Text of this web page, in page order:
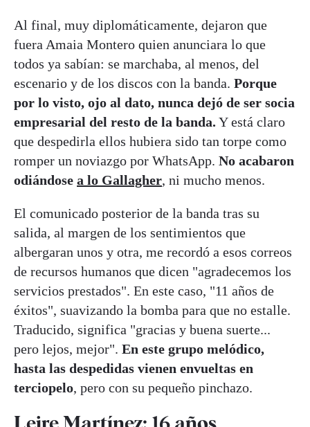
Al final, muy diplomáticamente, dejaron que
fuera Amaia Montero quien anunciara lo que
todos ya sabían: se marchaba, al menos, del
escenario y de los discos con la banda. Porque
por lo visto, ojo al dato, nunca dejó de ser socia
empresarial del resto de la banda. Y está claro
que despedirla ellos hubiera sido tan torpe como
romper un noviazgo por WhatsApp. No acabaron
odiándose a lo Gallagher, ni mucho menos.
El comunicado posterior de la banda tras su
salida, al margen de los sentimientos que
albergaran unos y otra, me recordó a esos correos
de recursos humanos que dicen "agradecemos los
servicios prestados". En este caso, "11 años de
éxitos", suavizando la bomba para que no estalle.
Traducido, significa "gracias y buena suerte...
pero lejos, mejor". En este grupo melódico,
hasta las despedidas vienen envueltas en
terciopelo, pero con su pequeño pinchazo.